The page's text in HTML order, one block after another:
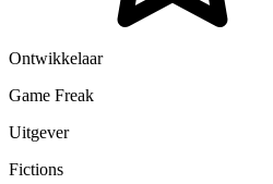
Ontwikkelaar
Game Freak
Uitgever
Fictions